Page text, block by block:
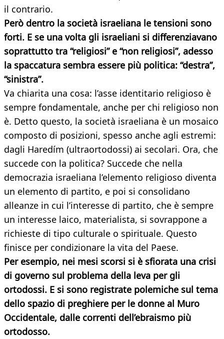
il contrario.
Però dentro la società israeliana le tensioni sono
forti. E se una volta gli israeliani si differenziavano
soprattutto tra “religiosi” e “non religiosi”, adesso
la spaccatura sembra essere più politica: “destra”,
“sinistra”.
Va chiarita una cosa: l’asse identitario religioso è
sempre fondamentale, anche per chi religioso non
è. Detto questo, la società israeliana è un mosaico
composto di posizioni, spesso anche agli estremi:
dagli Haredím (ultraortodossi) ai secolari. Ora, che
succede con la politica? Succede che nella
democrazia israeliana l’elemento religioso diventa
un elemento di partito, e poi si consolidano
alleanze in cui l’interesse di partito, che è sempre
un interesse laico, materialista, si sovrappone a
richieste di tipo culturale o spirituale. Questo
finisce per condizionare la vita del Paese.
Per esempio, nei mesi scorsi si è sfiorata una crisi
di governo sul problema della leva per gli
ortodossi. E si sono registrate polemiche sul tema
dello spazio di preghiere per le donne al Muro
Occidentale, dalle correnti dell’ebraismo più
ortodosso.